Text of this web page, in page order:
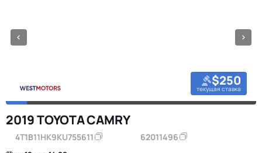
$250
текущая ставка
2019 TOYOTA CAMRY
4T1B11HK9KU755611 62011496